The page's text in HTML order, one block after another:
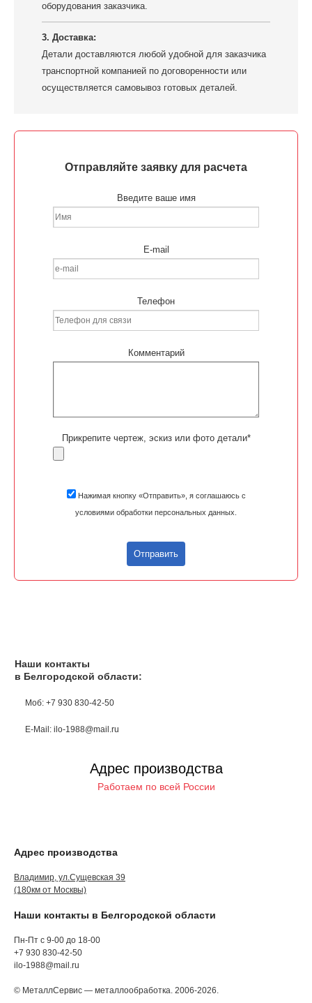
оборудования заказчика.
3. Доставка:
Детали доставляются любой удобной для заказчика
транспортной компанией по договоренности или
осуществляется самовывоз готовых деталей.
Отправляйте заявку для расчета
Введите ваше имя
E-mail
Телефон
Комментарий
Прикрепите чертеж, эскиз или фото детали*
Нажимая кнопку «Отправить», я соглашаюсь с
условиями обработки персональных данных.
Отправить
Наши контакты
в Белгородской области:
Моб: +7 930 830-42-50
E-Mail: ilo-1988@mail.ru
Адрес производства
Работаем по всей России
Адрес производства
Владимир, ул.Сущевская 39
(180км от Москвы)
Наши контакты в Белгородской области
Пн-Пт с 9-00 до 18-00
+7 930 830-42-50
ilo-1988@mail.ru
© МеталлСервис — металлообработка. 2006-2026.